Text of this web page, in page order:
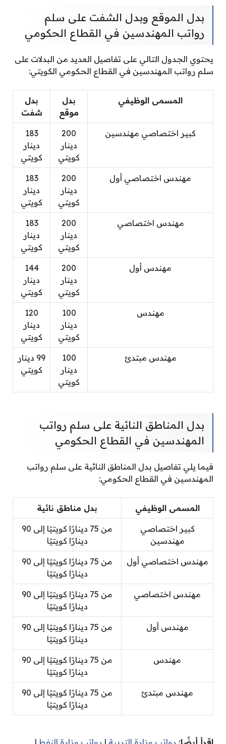
بدل الموقع وبدل الشفت على سلم
رواتب المهندسين في القطاع الحكومي
يحتوي الجدول التالي على تفاصيل العديد من البدلات على
سلم رواتب المهندسين في القطاع الحكومي الكويتي:
المسمى الوظيفي
بدل
موقع
بدل
شفت
كبير اختصاصي مهندسين
200
دينار
كويتي
183
دينار
كويتي
مهندس اختصاصي أول
200
دينار
كويتي
183
دينار
كويتي
مهندس اختصاصي
200
دينار
كويتي
183
دينار
كويتي
مهندس أول
200
دينار
كويتي
144
دينار
كويتي
مهندس
100
دينار
كويتي
120
دينار
كويتي
مهندس مبتدئ
100
دينار
كويتي
99 دينار
كويتي
بدل المناطق النائية على سلم رواتب
المهندسين في القطاع الحكومي
فيما يلي تفاصيل بدل المناطق النائية على سلم رواتب
المهندسين في القطاع الحكومي:
المسمى الوظيفي بدل مناطق نائية
كبير اختصاصي
مهندسين
من 75 دينارًا كويتيًا إلى 90
دينارًا كويتيًا
مهندس اختصاصي أول
من 75 دينارًا كويتيًا إلى 90
دينارًا كويتيًا
مهندس اختصاصي
من 75 دينارًا كويتيًا إلى 90
دينارًا كويتيًا
مهندس أول
من 75 دينارًا كويتيًا إلى 90
دينارًا كويتيًا
مهندس
من 75 دينارًا كويتيًا إلى 90
دينارًا كويتيًا
مهندس مبتدئ
من 75 دينارًا كويتيًا إلى 90
دينارًا كويتيًا